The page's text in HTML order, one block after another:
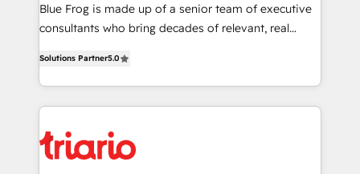
business case that demonstrates the value and
impact of your digital transformation, including a
believe in the power of partnership. Together, we
embark on a transformational journey that sets your
business. If not now, when?
Blue Frog is made up of a senior team of executive
consultants who bring decades of relevant, real
Frog is a top, trusted partner in HubSpot's
ecosystem for a reason. Their team brings over a
decade of experience to the table, along with deep
for driving growth. They are committed to helping
our customers grow and finding solutions that fit
Solutions Partner5.0